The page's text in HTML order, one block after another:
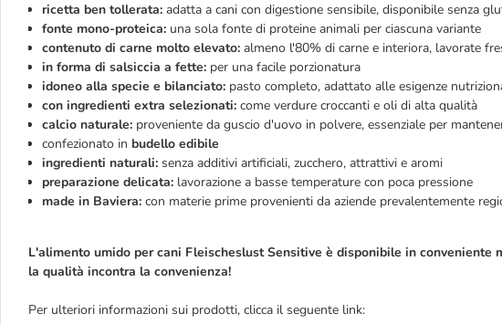
ricetta ben tollerata: adatta a cani con digestione sensibile, disponibile senza
fonte mono-proteica: una sola fonte di proteine animali per ciascuna variante
contenuto di carne molto elevato: almeno l'80% di carne e interiora, lavorate
in forma di salsiccia a fette: per una facile porzionatura
idoneo alla specie e bilanciato: pasto completo, adattato alle esigenze
con ingredienti extra selezionati: come verdure croccanti e oli di alta qualità
calcio naturale: proveniente da guscio d'uovo in polvere, essenziale per
confezionato in budello edibile
ingredienti naturali: senza additivi artificiali, zucchero, attrattivi e aromi
preparazione delicata: lavorazione a basse temperature con poca pressione
made in Baviera: con materie prime provenienti da aziende prevalentemente
L'alimento umido per cani Fleischeslust Sensitive è disponibile in conveniente
la qualità incontra la convenienza!
Per ulteriori informazioni sui prodotti, clicca il seguente link: